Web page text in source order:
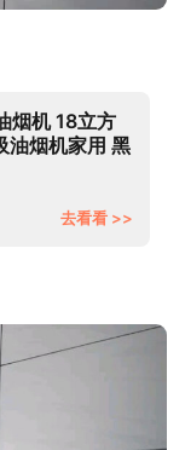
烟机 18立方
油烟机家用 黑
去看看 >>